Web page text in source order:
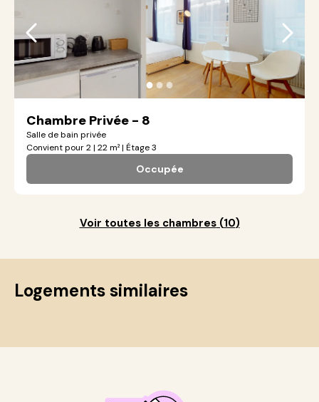
●●●
Chambre Privée - 8
Salle de bain privée
Convient pour 2 | 22 m² | Étage 3
Occupée
Voir toutes les chambres(10)
Logements similaires